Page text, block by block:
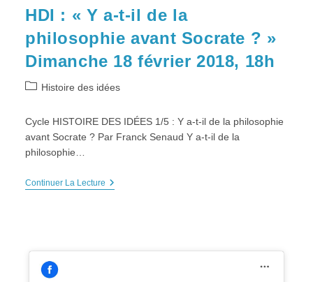
HDI : « Y a-t-il de la
philosophie avant Socrate ? »
Dimanche 18 février 2018, 18h
PostHistoire des idées
Cycle HISTOIRE DES IDÉES 1/5 : Y a-t-il de la philosophie
avant Socrate ? Par Franck Senaud Y a-t-il de la
philosophie…
Continuer La LectureHDI
De